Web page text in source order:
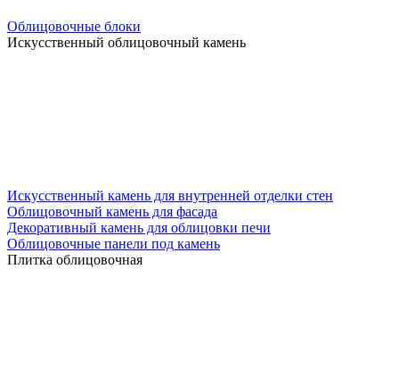
Облицовочные блоки
Искусственный облицовочный камень
Искусственный камень для внутренней отделки стен
Облицовочный камень для фасада
Декоративный камень для облицовки печи
Облицовочные панели под камень
Плитка облицовочная